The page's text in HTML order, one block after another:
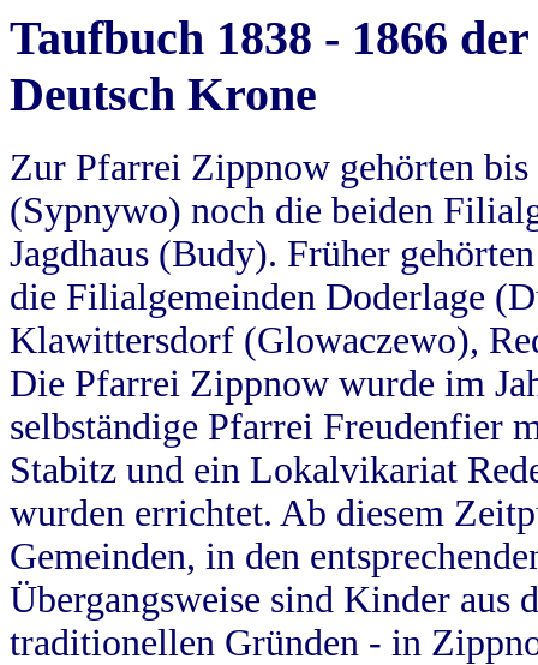
Taufbuch 1838 - 1866
Deutsch Krone
Zur Pfarrei Zippnow gehörten
(Sypnywo) noch die beiden
Jagdhaus (Budy). Früher
die Filialgemeinden Doderlage
Klawittersdorf (Glowaczewo),
Die Pfarrei Zippnow wurde im
selbständige Pfarrei Freudenfier
Stabitz und ein Lokalvikariat
wurden errichtet. Ab diesem
Gemeinden, in den
Übergangsweise sind Kinder aus
traditionellen Gründen - in